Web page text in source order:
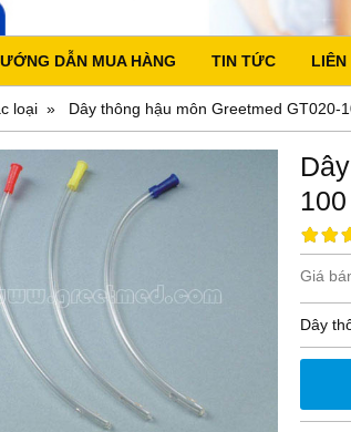
DẪN MUA HÀNG TIN TỨC LIÊN
loại Dây thông hậu môn Greetmed GT020-
100
Giá
Dây